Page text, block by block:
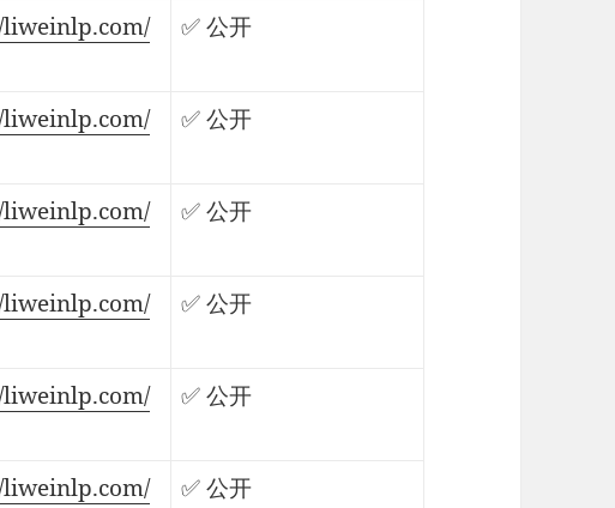
✅ 公开
✅ 公开
✅ 公开
✅ 公开
✅ 公开
✅ 公开